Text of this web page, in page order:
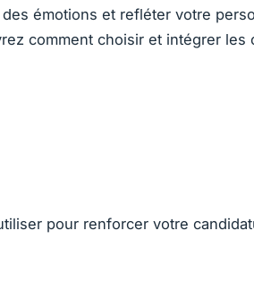
émotions et refléter votre
comment choisir et intégrer
pour renforcer votre